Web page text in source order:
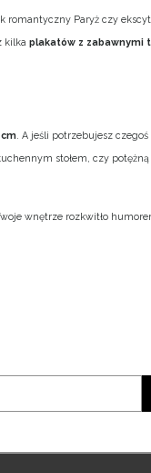
romantyczny Paryż czy
kilka plakatów z zabawnymi
cm . A jeśli potrzebujesz
stołem, czy potężną
wnętrze rozkwitło